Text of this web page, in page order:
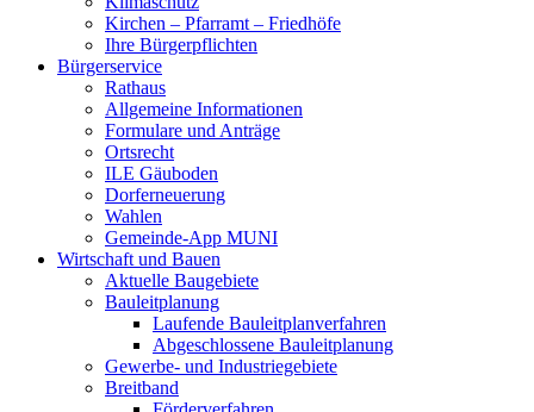
Kirchen – Pfarramt – Friedhöfe
Ihre Bürgerpflichten
Bürgerservice
Rathaus
Allgemeine Informationen
Formulare und Anträge
Ortsrecht
ILE Gäuboden
Dorferneuerung
Wahlen
Gemeinde-App MUNI
Wirtschaft und Bauen
Aktuelle Baugebiete
Bauleitplanung
Laufende Bauleitplanverfahren
Abgeschlossene Bauleitplanung
Gewerbe- und Industriegebiete
Breitband